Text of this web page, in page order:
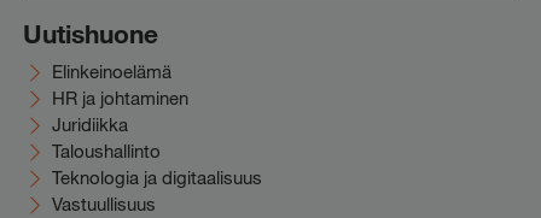
Uutishuone
Elinkeinoelämä
HR ja johtaminen
Juridiikka
Taloushallinto
Teknologia ja digitaalisuus
Vastuullisuus